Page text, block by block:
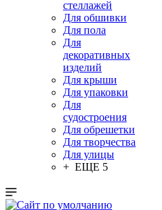
стеллажей
Для обшивки
Для пола
Для
декоративных
изделий
Для крыши
Для упаковки
Для
судостроения
Для обрешетки
Для творчества
Для улицы
+ ЕЩЕ 5